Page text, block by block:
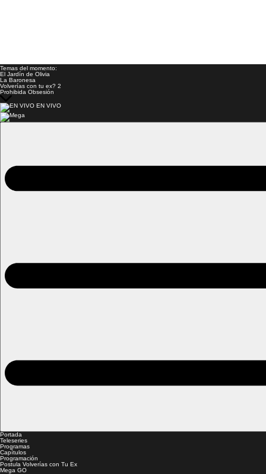
Temas del momento:
El Jardín de Olivia
La Baronesa
Volverías con tu ex? 2
Prohibida Obsesión
EN VIVO
Portada
Teleseries
Programas
Capítulos
Programación
Postula Volverías con Tu Ex
Mega GO